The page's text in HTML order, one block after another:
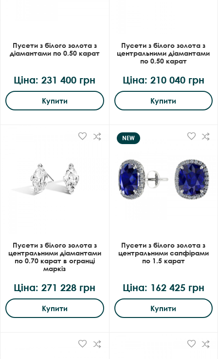
Пусети з білого золота з
діамантами по 0.50 карат
Ціна: 231 400 грн
Купити
Пусети з білого золота з
центральними діамантами
по 0.50 карат
Ціна: 210 040 грн
Купити
Пусети з білого золота з
центральними діамантами
по 0.70 карат в огранці
маркіз
Ціна: 271 228 грн
Купити
NEW
Пусети з білого золота з
центральними сапфірами
по 1.5 карат
Ціна: 162 425 грн
Купити